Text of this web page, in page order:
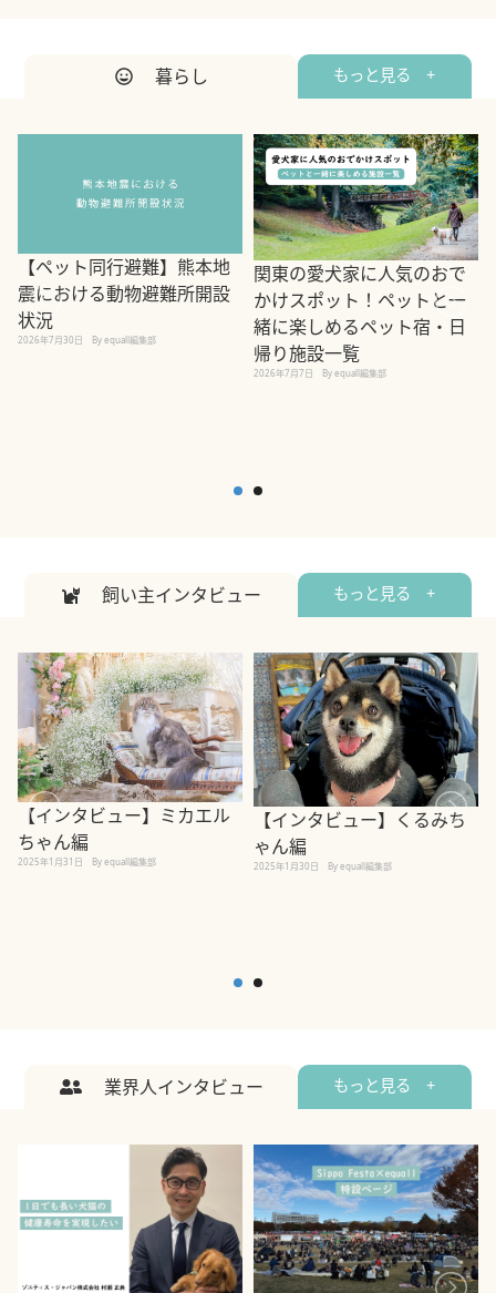
暮らし もっと見る +
【ペット同行避難】熊本地
震における動物避難所開設
状況
2026年7月30日 By equall編集部
関東の愛犬家に人気のおで
かけスポット！ペットと一
緒に楽しめるペット宿・日
帰り施設一覧
2026年7月7日 By equall編集部
飼い主インタビュー もっと見る +
【インタビュー】ミカエル
ちゃん編
2025年1月31日 By equall編集部
【インタビュー】くるみち
ゃん編
2025年1月30日 By equall編集部
業界人インタビュー もっと見る +